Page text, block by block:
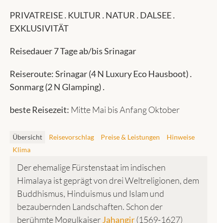
PRIVATREISE . KULTUR . NATUR . DALSEE .
EXKLUSIVITÄT
Reisedauer 7 Tage ab/bis Srinagar
Reiseroute: Srinagar (4 N Luxury Eco Hausboot) .
Sonmarg (2 N Glamping) .
beste Reisezeit: Mitte Mai bis Anfang Oktober
Übersicht Reisevorschlag Preise & Leistungen
Hinweise
Klima
Der ehemalige Fürstenstaat im indischen
Himalaya ist geprägt von drei Weltreligionen, dem
Buddhismus, Hinduismus und Islam und
bezaubernden Landschaften. Schon der
berühmte MogulkaiserJahangir(1569-1627)